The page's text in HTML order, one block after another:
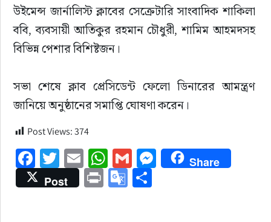
উইমেন্স জার্নালিস্ট ক্লাবের সেক্রেটারি সাংবাদিক শাকিলা
ববি, ব্যবসায়ী আতিকুর রহমান চৌধুরী, শামিম আহমদসহ
বিভিন্ন পেশার বিশিষ্টজন।
সভা শেষে ক্লাব প্রেসিডেন্ট ফেলো ডিনারের আমন্ত্রণ
জানিয়ে অনুষ্ঠানের সমাপ্তি ঘোষণা করেন।
Post Views:374
Facebook
Twitter
EmailWhatsApp
GmailMessenger
Share
Post
PrintGoogle
Share